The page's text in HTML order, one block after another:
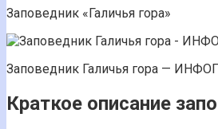
Заповедник «Галичья гора»
Заповедник Галичья гора —
Краткое описание